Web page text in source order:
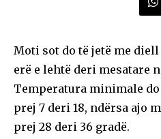
Moti sot do të jetë me
erë e lehtë deri mesatare
Temperatura minimale
prej 7 deri 18, ndërsa ajo
prej 28 deri 36 gradë.